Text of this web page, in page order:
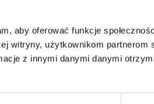
aby oferować funkcje
witryny, użytkownikom partnerom
z innymi danymi danymi